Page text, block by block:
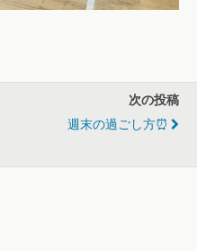
次の投稿
週末の過ごし方⏰